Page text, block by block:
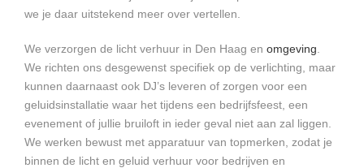
we je daar uitstekend meer over vertellen.
We verzorgen de licht verhuur in Den Haag en omgeving
We richten ons desgewenst specifiek op de verlichting, maar
kunnen daarnaast ook DJ’s leveren of zorgen voor een
geluidsinstallatie waar het tijdens een bedrijfsfeest, een
evenement of jullie bruiloft in ieder geval niet aan zal liggen.
We werken bewust met apparatuur van topmerken, zodat je
binnen de licht en geluid verhuur voor bedrijven en